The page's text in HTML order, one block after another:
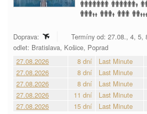
Doprava:
Termíny od: 27.08., 4, 5,
odlet: Bratislava, Košice, Poprad
27.08.2026
8 dní Last Minute
27.08.2026
8 dní Last Minute
27.08.2026
8 dní Last Minute
27.08.2026
11 dní Last Minute
27.08.2026
15 dní Last Minute